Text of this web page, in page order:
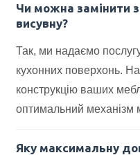
Чи можна замінити
висувну?
Так, ми надаємо
кухонних поверхонь.
конструкцію ваших
оптимальний механізм
Яку максимальну